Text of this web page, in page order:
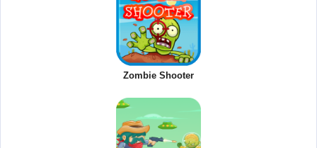
Zombie Shooter